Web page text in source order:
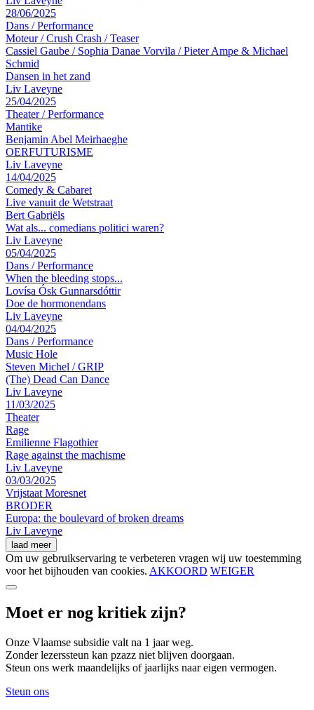
28/06/2025
Dans /Performance
Moteur / Crush Crash / Teaser
Cassiel Gaube / Sophia Danae Vorvila / Pieter Ampe & Michael
Schmid
Dansen in het zand
Liv Laveyne
25/04/2025
Theater /Performance
Mantike
Benjamin Abel Meirhaeghe
OERFUTURISME
Liv Laveyne
14/04/2025
Comedy & Cabaret
Live vanuit de Wetstraat
Bert Gabriëls
Wat als... comedians politici waren?
Liv Laveyne
05/04/2025
Dans /Performance
When the bleeding stops...
Lovísa Ósk Gunnarsdóttir
Doe de hormonendans
Liv Laveyne
04/04/2025
Dans /Performance
Music Hole
Steven Michel / GRIP
(The) Dead Can Dance
Liv Laveyne
11/03/2025
Theater
Rage
Emilienne Flagothier
Rage against the machisme
Liv Laveyne
03/03/2025
Vrijstaat Moresnet
BRODER
Europa: the boulevard of broken dreams
Liv Laveyne
laad meer
Om uw gebruikservaring te verbeteren vragen wij uw toestemming
voor het bijhouden van cookies. AKKOORD WEIGER
Moet er nog kritiek zijn?
Onze Vlaamse subsidie valt na 1 jaar weg.
Zonder lezerssteun kan pzazz niet blijven doorgaan.
Steun ons werk maandelijks of jaarlijks naar eigen vermogen.
Steun ons